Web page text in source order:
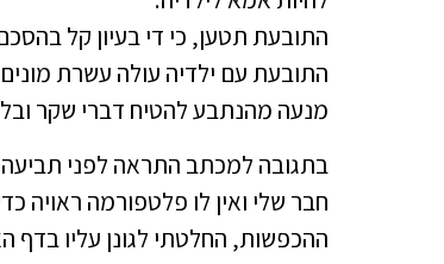
התובעת תטען, כי די בעיון קל
התובעת עם ילדיה עולה עשרת
מנעה מהנתבע להטיח דברי שקר
בתגובה למכתב התראה לפני
חבר שלי ואין לו פלטפורמה ראויה
ההכפשות, החלטתי לגונן עליו בדף